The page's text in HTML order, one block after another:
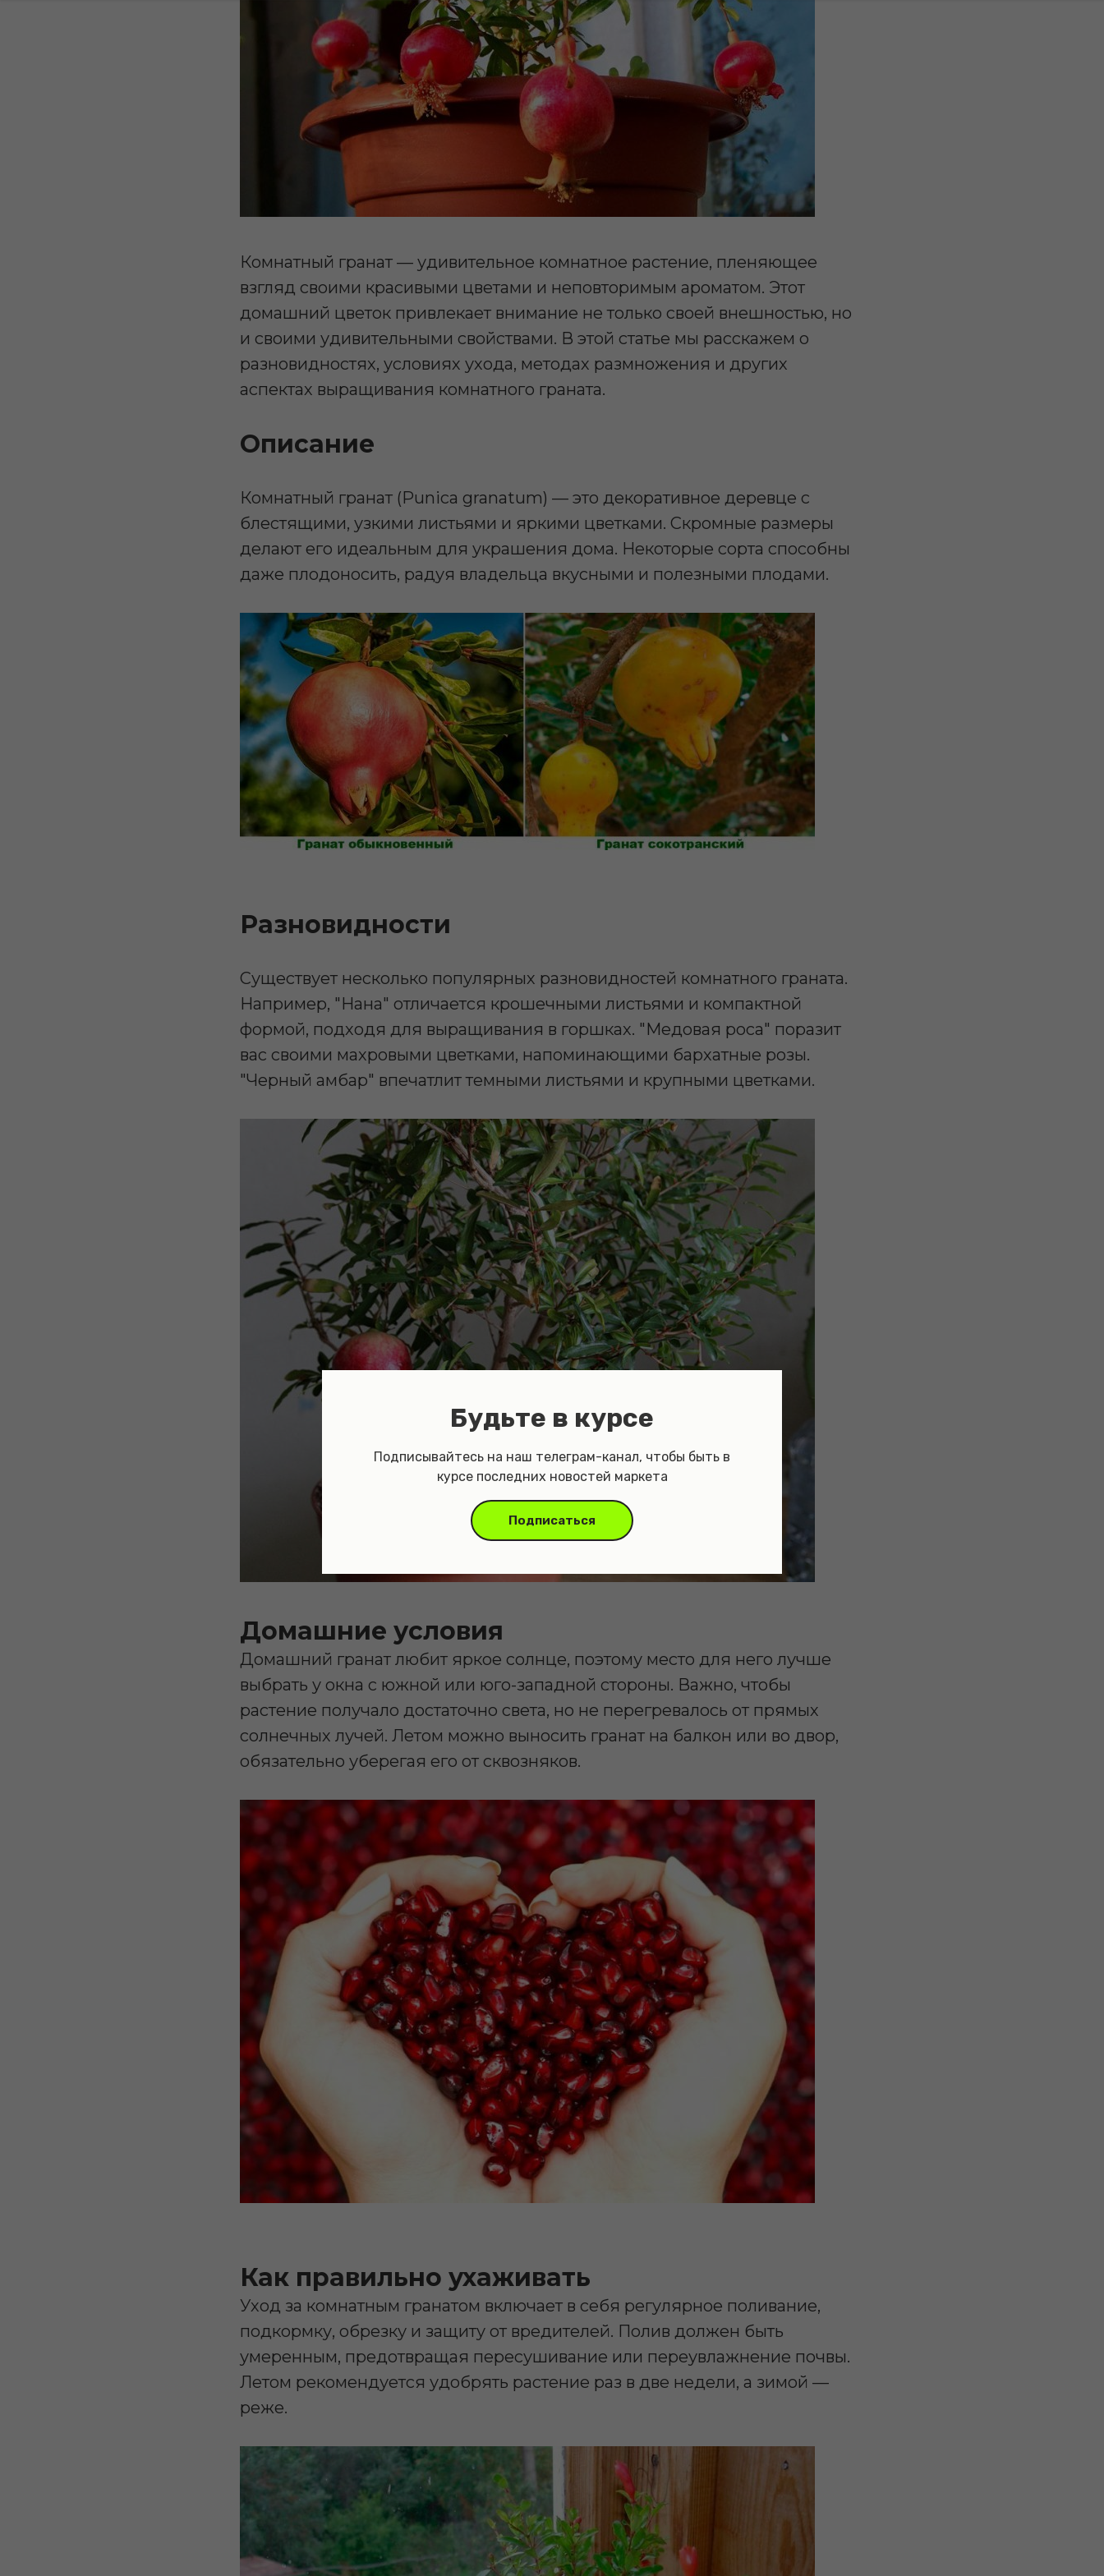
Будьте в курсе
Подписывайтесь на наш телеграм-канал, чтобы быть в
курсе последних новостей маркета
Подписаться
Комнатный гранат — удивительное комнатное растение, пленяющее
взгляд своими красивыми цветами и неповторимым ароматом. Этот
домашний цветок привлекает внимание не только своей внешностью, но
и своими удивительными свойствами. В этой статье мы расскажем о
разновидностях, условиях ухода, методах размножения и других
аспектах выращивания комнатного граната.
Описание
Комнатный гранат (Punica granatum) — это декоративное деревце с
блестящими, узкими листьями и яркими цветками. Скромные размеры
делают его идеальным для украшения дома. Некоторые сорта способны
даже плодоносить, радуя владельца вкусными и полезными плодами.
Разновидности
Существует несколько популярных разновидностей комнатного граната.
Например, "Нана" отличается крошечными листьями и компактной
формой, подходя для выращивания в горшках. "Медовая роса" поразит
вас своими махровыми цветками, напоминающими бархатные розы.
"Черный амбар" впечатлит темными листьями и крупными цветками.
Домашние условия
Домашний гранат любит яркое солнце, поэтому место для него лучше
выбрать у окна с южной или юго-западной стороны. Важно, чтобы
растение получало достаточно света, но не перегревалось от прямых
солнечных лучей. Летом можно выносить гранат на балкон или во двор,
обязательно уберегая его от сквозняков.
Как правильно ухаживать
Уход за комнатным гранатом включает в себя регулярное поливание,
подкормку, обрезку и защиту от вредителей. Полив должен быть
умеренным, предотвращая пересушивание или переувлажнение почвы.
Летом рекомендуется удобрять растение раз в две недели, а зимой —
реже.